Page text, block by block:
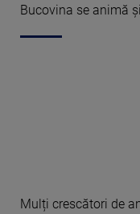
Bucovina se animă
Mulți crescători de